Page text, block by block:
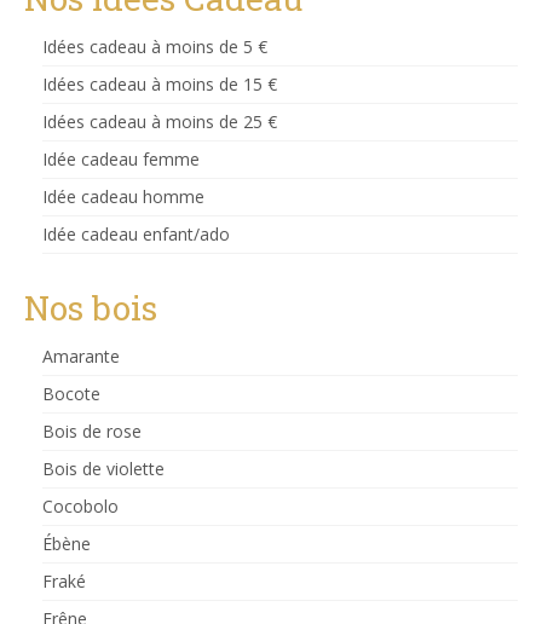
Idées cadeau à moins de 5 €
Idées cadeau à moins de 15 €
Idées cadeau à moins de 25 €
Idée cadeau femme
Idée cadeau homme
Idée cadeau enfant/ado
Nos bois
Amarante
Bocote
Bois de rose
Bois de violette
Cocobolo
Ébène
Fraké
Frêne